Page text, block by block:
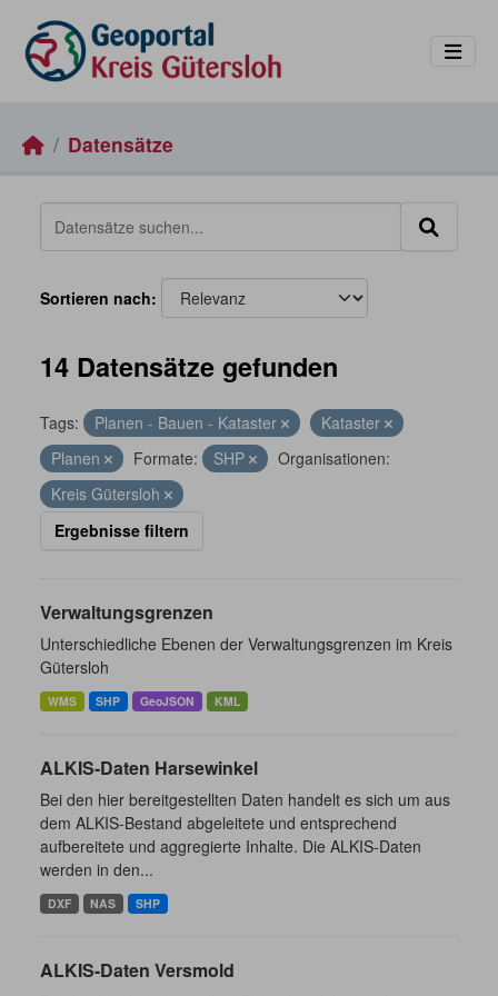
Datensätze
Sortieren nach
14 Datensätze gefunden
Tags: Planen - Bauen - Kataster
Kataster
Planen
Formate: SHP
Organisationen:
Kreis Gütersloh
Ergebnisse filtern
Verwaltungsgrenzen
Unterschiedliche Ebenen der Verwaltungsgrenzen im Kreis
Gütersloh
WMS SHP GeoJSON KML
ALKIS-Daten Harsewinkel
Bei den hier bereitgestellten Daten handelt es sich um aus
dem ALKIS-Bestand abgeleitete und entsprechend
aufbereitete und aggregierte Inhalte. Die ALKIS-Daten
werden in den...
DXF NAS SHP
ALKIS-Daten Versmold